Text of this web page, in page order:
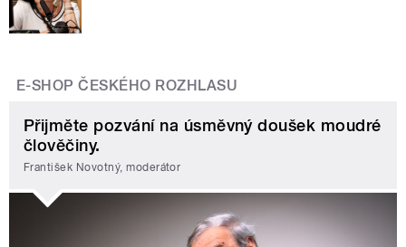
E-SHOP ČESKÉHO ROZHLASU
Přijměte pozvání na úsměvný doušek moudré
člověčiny.
František Novotný, moderátor